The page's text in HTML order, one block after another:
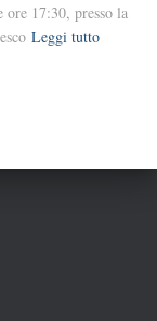
17:30, presso la
Leggi tutto